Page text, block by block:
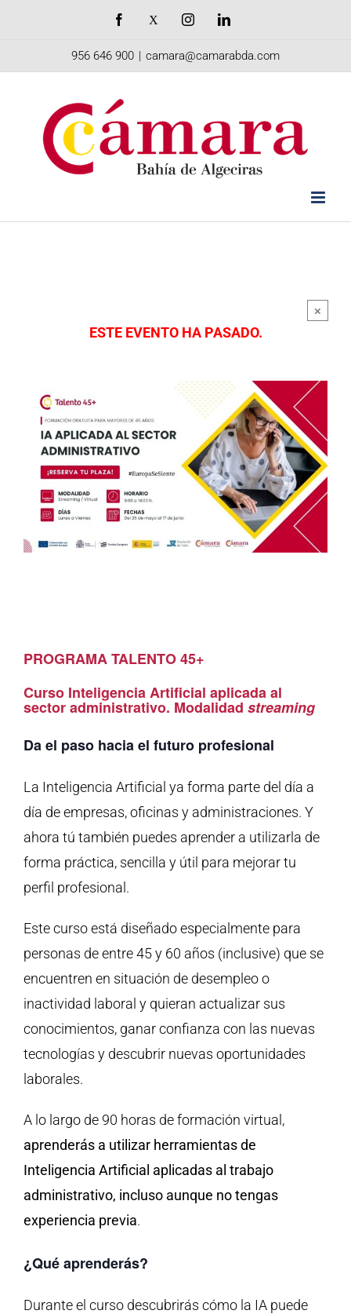
Facebook InstagramLinkedIn
956 646 900 | camara@camarabda.com
ESTE EVENTO HA PASADO.
×
PROGRAMA TALENTO 45+
Curso Inteligencia Artificial aplicada al
sector administrativo. Modalidad streaming
Da el paso hacia el futuro profesional
La Inteligencia Artificial ya forma parte del día a
día de empresas, oficinas y administraciones. Y
ahora tú también puedes aprender a utilizarla de
forma práctica, sencilla y útil para mejorar tu
perfil profesional.
Este curso está diseñado especialmente para
personas de entre 45 y 60 años (inclusive) que se
encuentren en situación de desempleo o
inactividad laboral y quieran actualizar sus
conocimientos, ganar confianza con las nuevas
tecnologías y descubrir nuevas oportunidades
laborales.
A lo largo de 90 horas de formación virtual,
aprenderás a utilizar herramientas de
Inteligencia Artificial aplicadas al trabajo
administrativo, incluso aunque no tengas
experiencia previa.
¿Qué aprenderás?
Durante el curso descubrirás cómo la IA puede